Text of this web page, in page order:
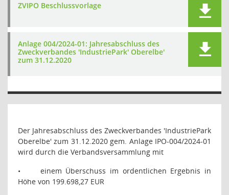
ZVIPO Beschlussvorlage
Anlage 004/2024-01: Jahresabschluss des
Zweckverbandes 'IndustriePark' Oberelbe'
zum 31.12.2020
Der Jahresabschluss des Zweckverbandes 'IndustriePark
Oberelbe' zum 31.12.2020 gem. Anlage IPO-004/2024-01
wird durch die Verbandsversammlung mit
•
einem Überschuss im ordentlichen Ergebnis in
Höhe von 199.698,27 EUR